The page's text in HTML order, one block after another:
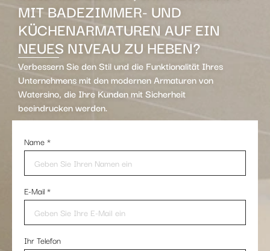
MIT BADEZIMMER- UND
KÜCHENARMATUREN AUF EIN
NEUES NIVEAU ZU HEBEN?
Verbessern Sie den Stil und die Funktionalität Ihres
Unternehmens mit den modernen Armaturen von
Watersino, die Ihre Kunden mit Sicherheit
beeindrucken werden.
Name*
E-Mail*
Ihr Telefon